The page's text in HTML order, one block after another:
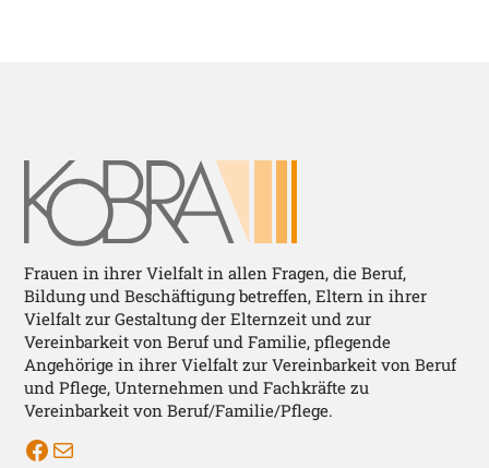
Frauen in ihrer Vielfalt in allen Fragen, die Beruf,
Bildung und Beschäftigung betreffen, Eltern in ihrer
Vielfalt zur Gestaltung der Elternzeit und zur
Vereinbarkeit von Beruf und Familie, pflegende
Angehörige in ihrer Vielfalt zur Vereinbarkeit von Beruf
und Pflege, Unternehmen und Fachkräfte zu
Vereinbarkeit von Beruf/Familie/Pflege.
KOBRA auf Facebook
Mail Kobra